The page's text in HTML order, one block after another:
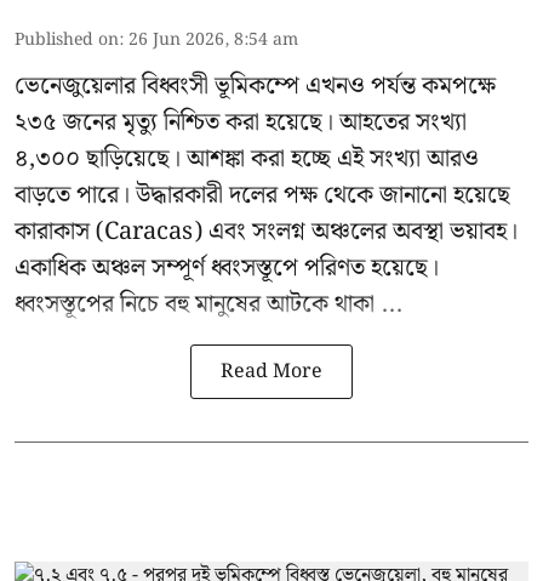
Published on: 26 Jun 2026, 8:54 am
ভেনেজুয়েলার বিধ্বংসীভূমিকম্পেএখনও পর্যন্ত কমপক্ষে
২৩৫ জনের মৃত্যু নিশ্চিত করা হয়েছে। আহতের সংখ্যা
৪,৩০০ ছাড়িয়েছে। আশঙ্কা করা হচ্ছে এই সংখ্যা আরও
বাড়তে পারে। উদ্ধারকারী দলের পক্ষ থেকে জানানো হয়েছে
কারাকাস (Caracas) এবং সংলগ্ন অঞ্চলের অবস্থা ভয়াবহ।
একাধিক অঞ্চল সম্পূর্ণ ধ্বংসস্তূপে পরিণত হয়েছে।
ধ্বংসস্তূপের নিচে বহু মানুষের আটকে থাকা ...
Read More